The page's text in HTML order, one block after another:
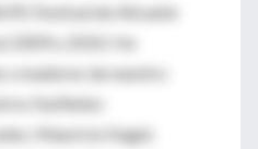
Festival de Alicante
2009 y 2010. Ha
creadores de nuestro
Karlheinz
Mauricio Kagel,